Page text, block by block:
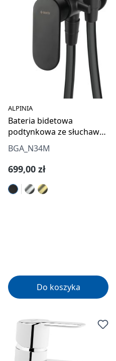
ALPINIA
Bateria bidetowa
podtynkowa ze słuchawką
typu bidetta
BGA_N34M
Cena regularna:
699,00 zł
Do koszyka